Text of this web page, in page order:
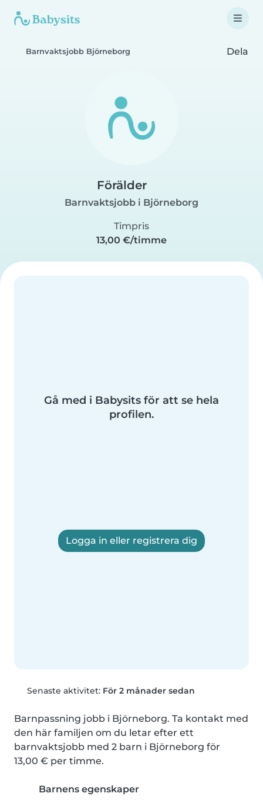
Barnvaktsjobb Björneborg Dela
Förälder
Barnvaktsjobb i Björneborg
Timpris
13,00 €/timme
Gå med i Babysits för att se hela
profilen.
Logga in eller registrera dig
Senaste aktivitet: För 2 månader sedan
Barnpassning jobb i Björneborg. Ta kontakt med
den här familjen om du letar efter ett
barnvaktsjobb med 2 barn i Björneborg för
13,00 € per timme.
Barnens egenskaper